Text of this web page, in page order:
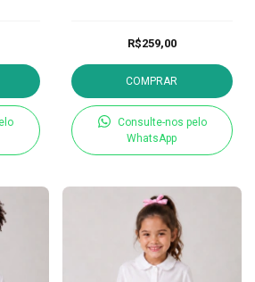
R$259,00
COMPRAR
Consulte-nos pelo
WhatsApp